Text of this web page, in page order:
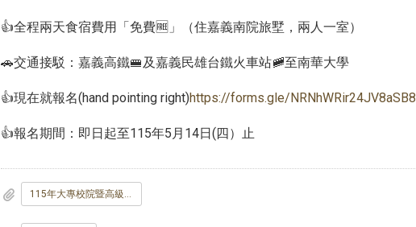
👍全程兩天食宿費用「免費🆓」（住嘉義南院旅墅，兩人一室）
🚗交通接駁：嘉義高鐵🚝及嘉義民雄台鐵火車站🚞至南華大學
👍現在就報名(hand pointing right)https://forms.gle/NRNhWRir24JV8aSB8
👍報名期間：即日起至115年5月14日(四）止
115年大專校院暨高級中等學校教職員生命教育精進研習工作坊-海報.jpg